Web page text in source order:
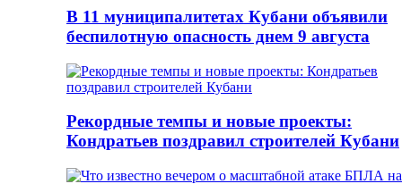
В 11 муниципалитетах Кубани объявили
беспилотную опасность днем 9 августа
Рекордные темпы и новые проекты:
Кондратьев поздравил строителей Кубани